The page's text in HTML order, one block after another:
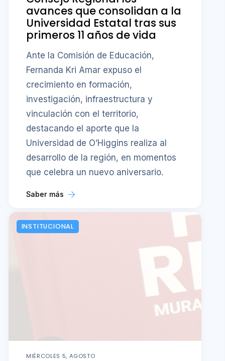
avances que consolidan a la
Universidad Estatal tras sus
primeros 11 años de vida
Ante la Comisión de Educación,
Fernanda Kri Amar expuso el
crecimiento en formación,
investigación, infraestructura y
vinculación con el territorio,
destacando el aporte que la
Universidad de O’Higgins realiza al
desarrollo de la región, en momentos
que celebra un nuevo aniversario.
Saber más
INSTITUCIONAL
MIÉRCOLES 5, AGOSTO